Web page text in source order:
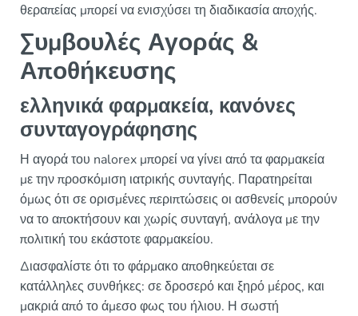
θεραπείας μπορεί να ενισχύσει τη διαδικασία αποχής.
Συμβουλές Αγοράς &
Αποθήκευσης
ελληνικά φαρμακεία, κανόνες
συνταγογράφησης
Η αγορά του nalorex μπορεί να γίνει από τα φαρμακεία
με την προσκόμιση ιατρικής συνταγής. Παρατηρείται
όμως ότι σε ορισμένες περιπτώσεις οι ασθενείς μπορούν
να το αποκτήσουν και χωρίς συνταγή, ανάλογα με την
πολιτική του εκάστοτε φαρμακείου.
Διασφαλίστε ότι το φάρμακο αποθηκεύεται σε
κατάλληλες συνθήκες: σε δροσερό και ξηρό μέρος, και
μακριά από το άμεσο φως του ήλιου. Η σωστή